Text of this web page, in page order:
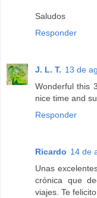
Saludos
Responder
J. L. T. 13 de
Wonderful this
nice time and
Responder
Ricardo 14 de
Unas
crónica que
viajes. Te felicito.